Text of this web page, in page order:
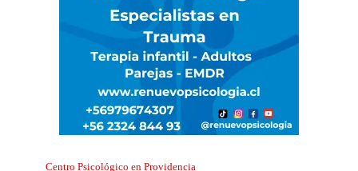
Centro Psicológico en Providencia